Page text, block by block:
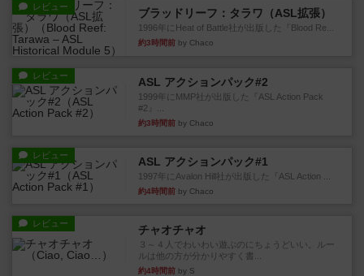
レビュー
ブラッドリーフ：タラワ（ASL拡張）
1996年にHeat of Battle社が出版した『Blood Re...
約3時間前 by Chaco
レビュー ASL アクションパック#2
1999年にMMP社が出版した『ASL Action Pack
#2』...
約3時間前 by Chaco
レビュー ASL アクションパック#1
1997年にAvalon Hill社が出版した『ASL Action ...
約4時間前 by Chaco
レビュー チャオチャオ
３～４人でわいわい遊ぶのにちょうどいい。ルー
ルは他の方が分かりやすく書...
約4時間前 by S